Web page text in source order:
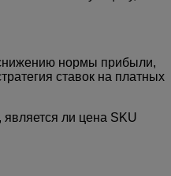
нормы прибыли,
ставок на платных
ли цена SKU